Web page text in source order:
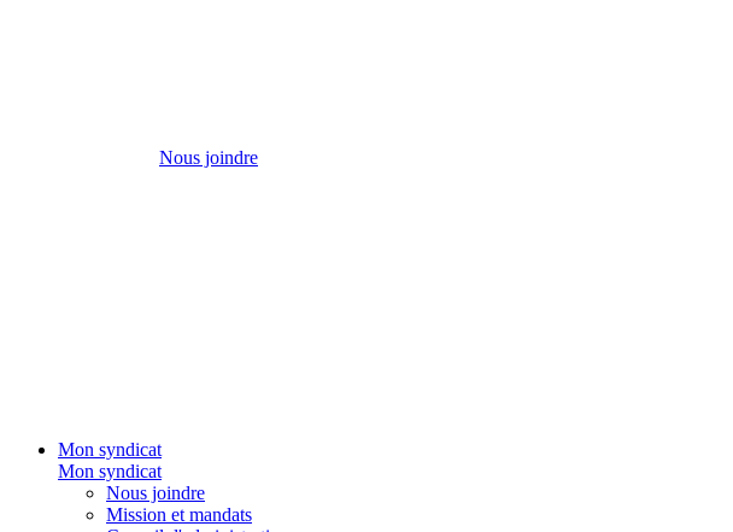
Nous joindre
Mon syndicat
Mon syndicat
Nous joindre
Mission et mandats